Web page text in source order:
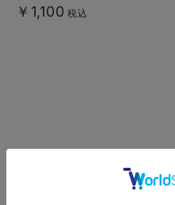
￥1,100 税込